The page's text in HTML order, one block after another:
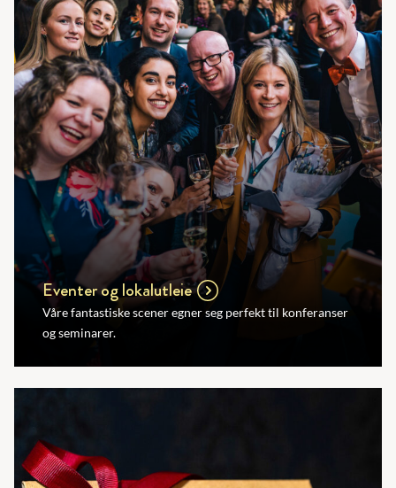
Eventer og lokalutleie
Våre fantastiske scener egner seg perfekt til konferanser
og seminarer.